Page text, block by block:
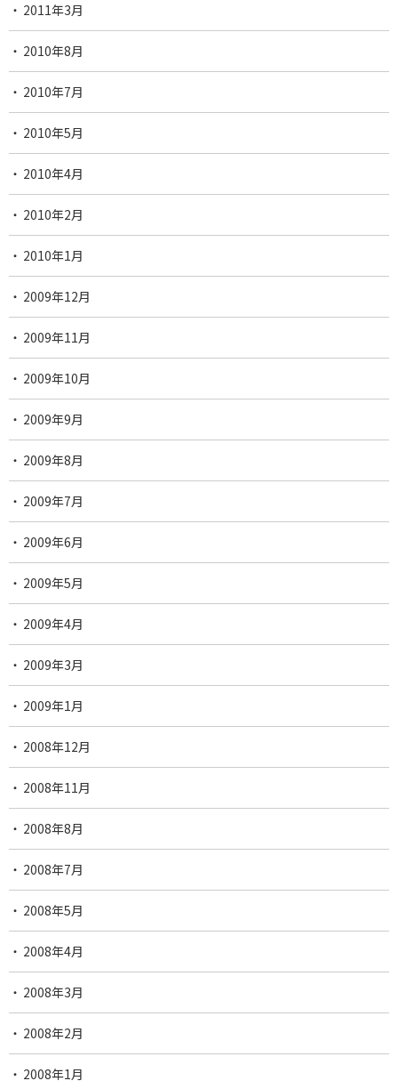
2011年3月
2010年8月
2010年7月
2010年5月
2010年4月
2010年2月
2010年1月
2009年12月
2009年11月
2009年10月
2009年9月
2009年8月
2009年7月
2009年6月
2009年5月
2009年4月
2009年3月
2009年1月
2008年12月
2008年11月
2008年8月
2008年7月
2008年5月
2008年4月
2008年3月
2008年2月
2008年1月